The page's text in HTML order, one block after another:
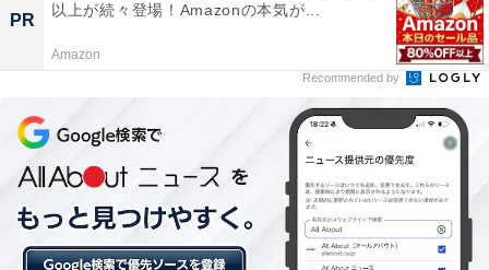
PR
以上が続々登場！Amazonの本気が...
Amazon
Recommended by